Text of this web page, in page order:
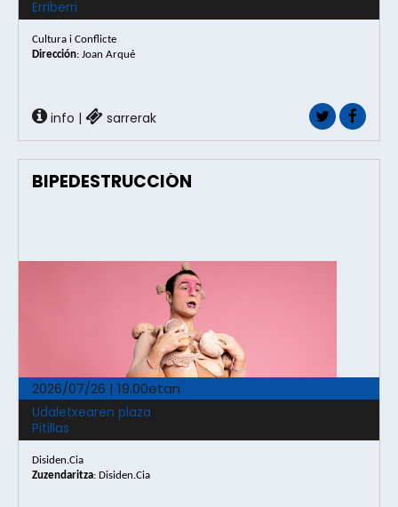
Erriberri
Cultura i Conflicte
Dirección: Joan Arqué
info | sarrerak
BIPEDESTRUCCIÓN
2026/07/26 | 19.00etan
Udaletxearen plaza
Pitillas
Disiden.Cia
Zuzendaritza: Disiden.Cia